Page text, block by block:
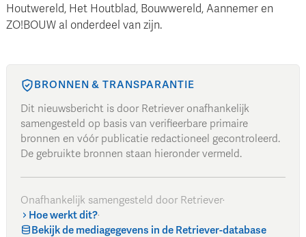
Houtwereld, Het Houtblad, Bouwwereld, Aannemer en
ZO!BOUW al onderdeel van zijn.
BRONNEN & TRANSPARANTIE
Dit nieuwsbericht is door Retriever onafhankelijk
samengesteld op basis van verifieerbare primaire
bronnen en vóór publicatie redactioneel gecontroleerd.
De gebruikte bronnen staan hieronder vermeld.
Onafhankelijk samengesteld door Retriever·
Hoe werkt dit?·
Bekijk de mediagegevens in de Retriever-database